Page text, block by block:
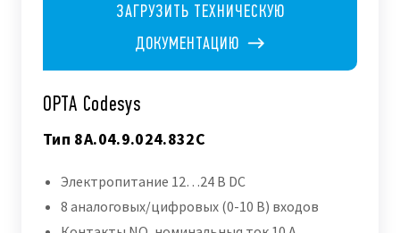
ЗАГРУЗИТЬ ТЕХНИЧЕСКУЮ
ДОКУМЕНТАЦИЮ
OPTA Codesys
Тип 8A.04.9.024.832C
Электропитание 12…24 В DC
8 аналоговых/цифровых (0-10 В) входов